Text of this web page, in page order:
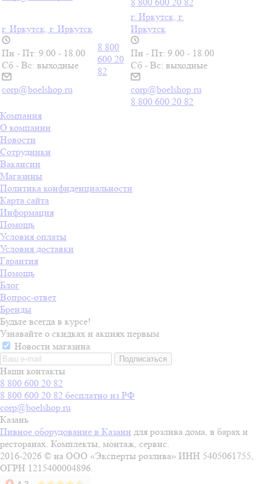
г. Иркутск, г. Иркутск
Пн - Пт: 9.00 - 18.00
Сб - Вс: выходные
corp@boelshop.ru
8 800
600 20
82
г. Иркутск, г.
Иркутск
Пн - Пт: 9.00 - 18.00
Сб - Вс: выходные
corp@boelshop.ru
8 800 600 20 82
Компания
О компании
Новости
Сотрудники
Вакансии
Магазины
Политика конфиденциальности
Карта сайта
Информация
Помощь
Условия оплаты
Условия доставки
Гарантия
Помощь
Блог
Вопрос-ответ
Бренды
Будьте всегда в курсе!
Узнавайте о скидках и акциях первым
Новости магазина
Наши контакты
8 800 600 20 82
8 800 600 20 82 бесплатно из РФ
corp@boelshop.ru
Казань
Пивное оборудование в Казани для розлива дома, в барах и
ресторанах. Комплекты, монтаж, сервис.
2016-2026 © на ООО «Эксперты розлива» ИНН 5405061755,
ОГРН 1215400004896.